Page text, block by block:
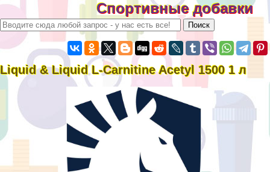
Спортивные добавки
Liquid & Liquid L-Carnitine Acetyl 1500 1 л